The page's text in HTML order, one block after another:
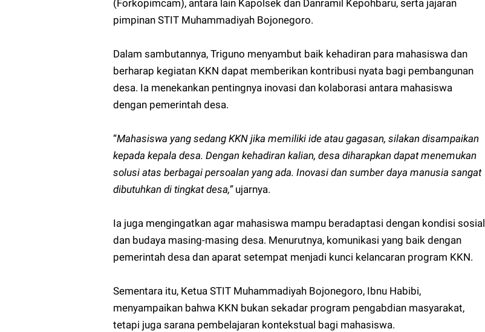
(Forkopimcam), antara lain Kapolsek dan Danramil Kepohbaru, serta jajaran
pimpinan STIT Muhammadiyah Bojonegoro.
Dalam sambutannya, Triguno menyambut baik kehadiran para mahasiswa dan
berharap kegiatan KKN dapat memberikan kontribusi nyata bagi pembangunan
desa. Ia menekankan pentingnya inovasi dan kolaborasi antara mahasiswa
dengan pemerintah desa.
“Mahasiswa yang sedang KKN jika memiliki ide atau gagasan, silakan disampaikan
kepada kepala desa. Dengan kehadiran kalian, desa diharapkan dapat menemukan
solusi atas berbagai persoalan yang ada. Inovasi dan sumber daya manusia sangat
dibutuhkan di tingkat desa,”ujarnya.
Ia juga mengingatkan agar mahasiswa mampu beradaptasi dengan kondisi sosial
dan budaya masing-masing desa. Menurutnya, komunikasi yang baik dengan
pemerintah desa dan aparat setempat menjadi kunci kelancaran program KKN.
Sementara itu, Ketua STIT Muhammadiyah Bojonegoro, Ibnu Habibi,
menyampaikan bahwa KKN bukan sekadar program pengabdian masyarakat,
tetapi juga sarana pembelajaran kontekstual bagi mahasiswa.